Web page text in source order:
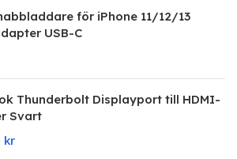
för iPhone 11/12/13
USB-C
Thunderbolt Displayport till HDMI-
Svart
kr